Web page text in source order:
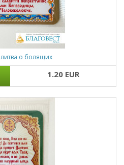
о болящих
1.20 EUR